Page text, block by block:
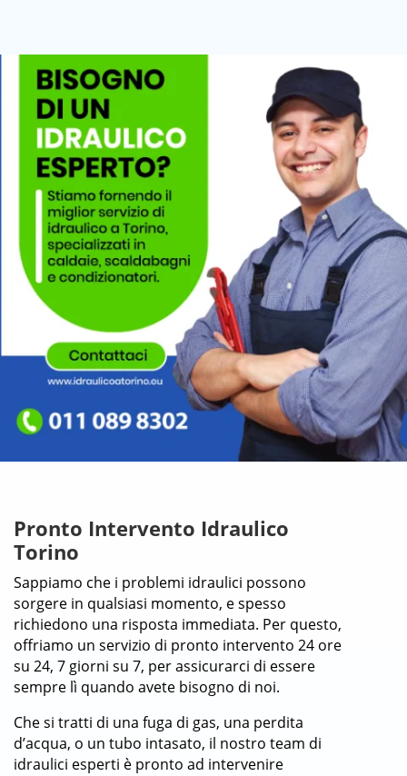
Pronto Intervento Idraulico
Torino
Sappiamo che i problemi idraulici possono
sorgere in qualsiasi momento, e spesso
richiedono una risposta immediata. Per questo,
offriamo un servizio di pronto intervento 24 ore
su 24, 7 giorni su 7, per assicurarci di essere
sempre lì quando avete bisogno di noi.
Che si tratti di una fuga di gas, una perdita
d’acqua, o un tubo intasato, il nostro team di
idraulici esperti è pronto ad intervenire